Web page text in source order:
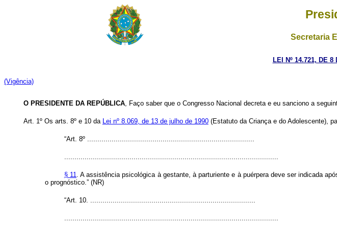
Secretaria
LEI Nº 14.721, DE 8
(Vigência)
O PRESIDENTE DA REPÚBLICA, Faço saber que o Congresso Nacional decreta e eu sanciono a
Art. 1º Os arts. 8º e 10 da Lei nº 8.069, de 13 de julho de 1990(Estatuto da Criança e do Adolescente),
“Art. 8º ..................................................................................
.........................................................................................................
§ 11. A assistência psicológica à gestante, à parturiente e à puérpera deve ser indicada
o prognóstico.” (NR)
“Art. 10. .................................................................................
.........................................................................................................